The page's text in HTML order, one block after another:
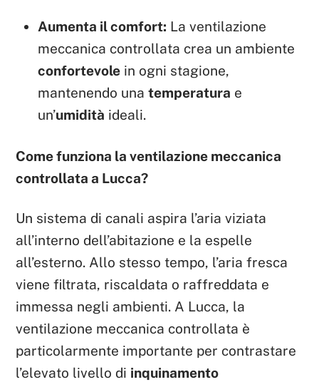
Aumenta il comfort: La ventilazione
meccanica controllata crea un ambiente
confortevole in ogni stagione,
mantenendo unatemperatura e
un’umidità ideali.
Come funziona la ventilazione meccanica
controllata a Lucca?
Un sistema di canali aspira l’aria viziata
all’interno dell’abitazione e la espelle
all’esterno. Allo stesso tempo, l’aria fresca
viene filtrata, riscaldata o raffreddata e
immessa negli ambienti. A Lucca, la
ventilazione meccanica controllata è
particolarmente importante per contrastare
l’elevato livello di inquinamento